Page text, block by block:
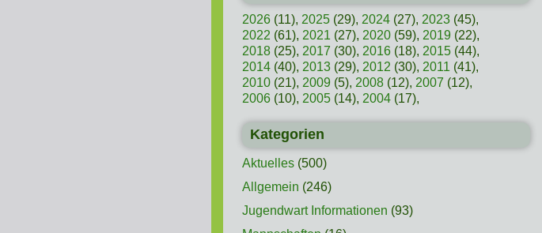
2026(11), 2025(29), 2024(27), 2023(45),
2022 (61), 2021 (27), 2020(59), 2019(22),
2018(25), 2017 (30), 2016(18), 2015(44),
2014(40), 2013(29), 2012 (30), 2011 (41),
2010(21), 2009(5), 2008(12), 2007 (12),
2006(10), 2005(14), 2004(17),
Kategorien
Aktuelles(500)
Allgemein (246)
Jugendwart Informationen (93)